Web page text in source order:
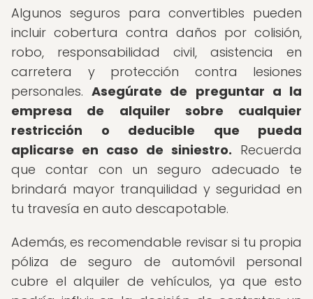
Algunos seguros para convertibles pueden
incluir cobertura contra daños por colisión,
robo, responsabilidad civil, asistencia en
carretera y protección contra lesiones
personales.Asegúrate de preguntar a la
empresa de alquiler sobre cualquier
restricción o deducible que pueda
aplicarse en caso de siniestro. Recuerda
que contar con un seguro adecuado te
brindará mayor tranquilidad y seguridad en
tu travesía en auto descapotable.
Además, es recomendable revisar si tu propia
póliza de seguro de automóvil personal
cubre el alquiler de vehículos, ya que esto